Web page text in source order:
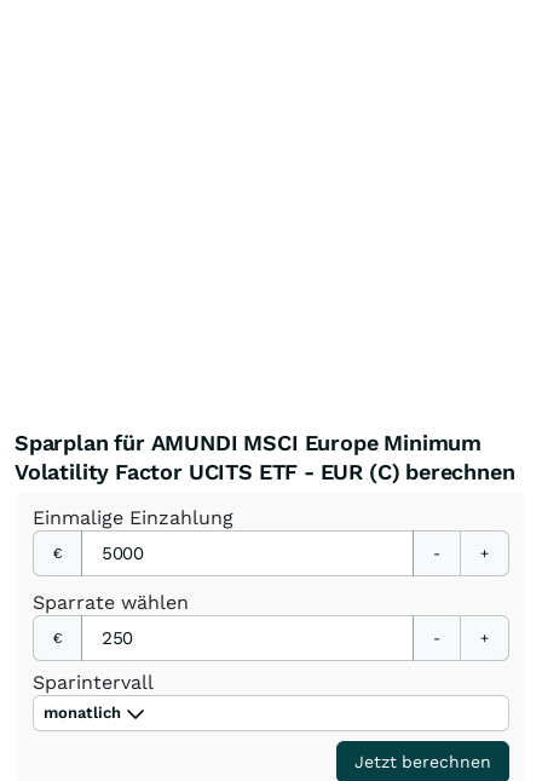
Sparplan für AMUNDI MSCI Europe Minimum
Volatility Factor UCITS ETF - EUR (C) berechnen
Einmalige Einzahlung
€ - +
Sparrate wählen
€ - +
Sparintervall
monatlich
Jetzt berechnen